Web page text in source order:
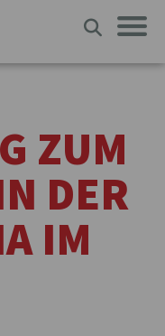
ZUM
DER
IM